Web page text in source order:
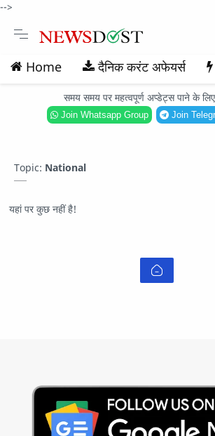
-->
Home दैनिक करंट अफेयर्स
समय समय पर महत्वपूर्ण अप्डेट्स पाने के
Join Whatsapp Group Join
Topic: National
यहां पर कुछ नहीं है!